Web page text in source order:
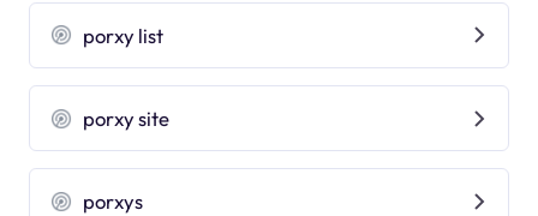
porxy list
porxy site
porxys